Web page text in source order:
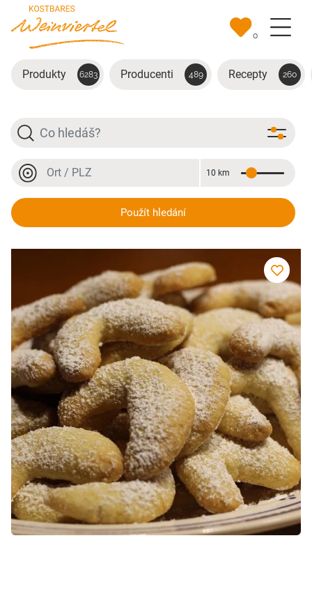
Přejít na hlavní obsah
0
Produkty 6283 Producenti 489 Recepty 260
Hledat
Místo nebo PSČ
Vzdálenost
10 km
Použít hledání
Vanillekipferl